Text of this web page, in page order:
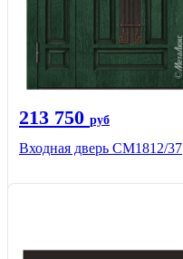
213 750 руб
Входная дверь СМ1812/37